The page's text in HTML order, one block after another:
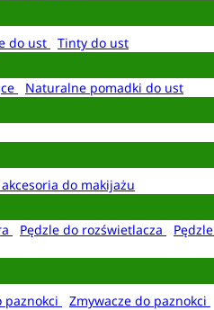
do ust
Tinty do ust
Naturalne pomadki do ust
akcesoria do makijażu
Pędzle do rozświetlacza
paznokci Zmywacze do paznokci